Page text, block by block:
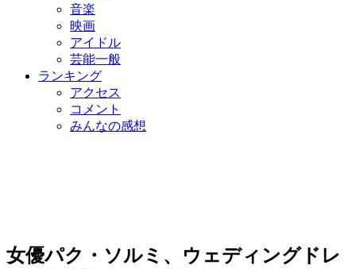
音楽
映画
アイドル
芸能一般
ランキング
アクセス
コメント
みんなの感想
女優パク・ソルミ、ウェディングドレ